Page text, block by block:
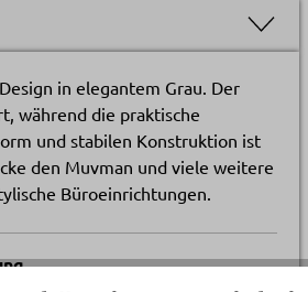
in elegantem Grau. Der
während die praktische
und stabilen Konstruktion ist
den Muvman und viele weitere
Büroeinrichtungen.